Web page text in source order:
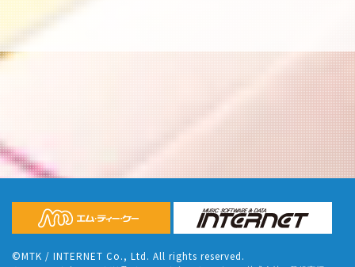
©MTK / INTERNET Co., Ltd. All rights reserved.